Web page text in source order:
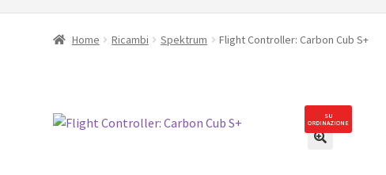
Home Ricambi Spektrum Flight Controller: Carbon Cub S+
SU
ORDINAZIONE